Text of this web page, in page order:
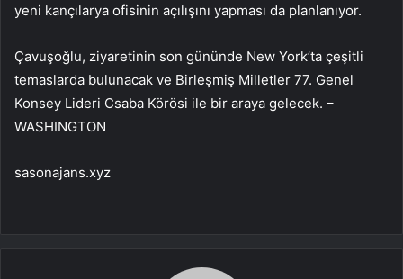
yeni kançılarya ofisinin açılışını yapması da planlanıyor.
Çavuşoğlu, ziyaretinin son gününde New York’ta çeşitli
temaslarda bulunacak ve Birleşmiş Milletler 77. Genel
Konsey Lideri Csaba Körösi ile bir araya gelecek. –
WASHINGTON
sasonajans.xyz